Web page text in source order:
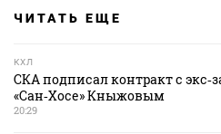
ЧИТАТЬ ЕЩЕ
КХЛ
СКА подписал контракт с
«Сан‑Хосе» Кныжовым
20:29